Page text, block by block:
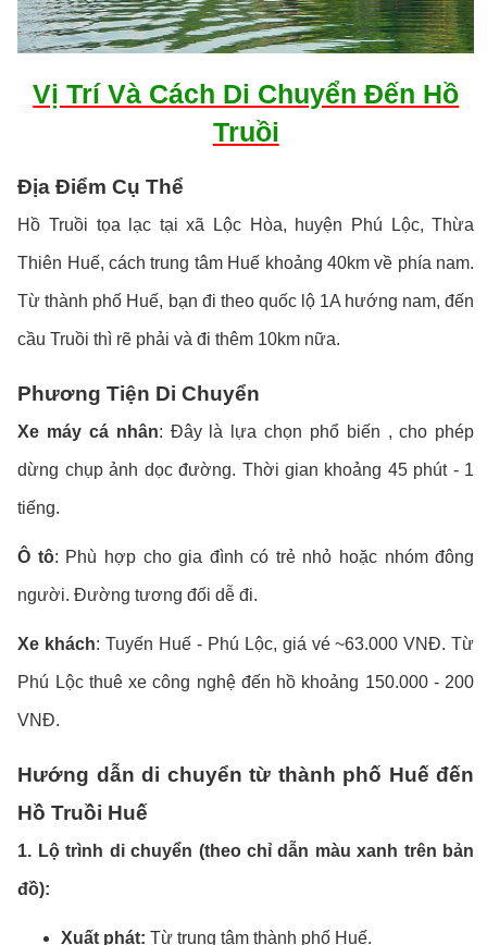
Vị Trí Và Cách Di Chuyển Đến Hồ
Truồi
Địa Điểm Cụ Thể
Hồ Truồi tọa lạc tại xã Lộc Hòa, huyện Phú Lộc, Thừa
Thiên Huế, cách trung tâm Huế khoảng 40km về phía nam.
Từ thành phố Huế, bạn đi theo quốc lộ 1A hướng nam, đến
cầu Truồi thì rẽ phải và đi thêm 10km nữa.
Phương Tiện Di Chuyển
Xe máy cá nhân: Đây là lựa chọn phổ biến , cho phép
dừng chụp ảnh dọc đường. Thời gian khoảng 45 phút - 1
tiếng.
Ô tô: Phù hợp cho gia đình có trẻ nhỏ hoặc nhóm đông
người. Đường tương đối dễ đi.
Xe khách: Tuyến Huế - Phú Lộc, giá vé ~63.000 VNĐ. Từ
Phú Lộc thuê xe công nghệ đến hồ khoảng 150.000 - 200
VNĐ.
Hướng dẫn di chuyển từ thành phố Huế đến
Hồ Truồi Huế
1. Lộ trình di chuyển (theo chỉ dẫn màu xanh trên bản
đồ):
Xuất phát: Từ trung tâm thành phố Huế.